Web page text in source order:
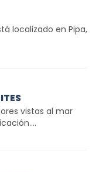
localizado en Pipa,
vistas al mar